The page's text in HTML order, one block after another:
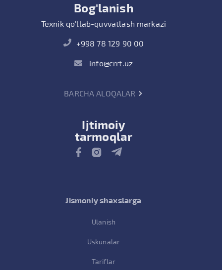
Bog'lanish
Texnik qo'llab-quvvatlash markazi
+998 78 129 90 00
info@crrt.uz
BARCHA ALOQALAR
Ijtimoiy
tarmoqlar
Jismoniy shaxslarga
Ulanish
Uskunalar
Tariflar